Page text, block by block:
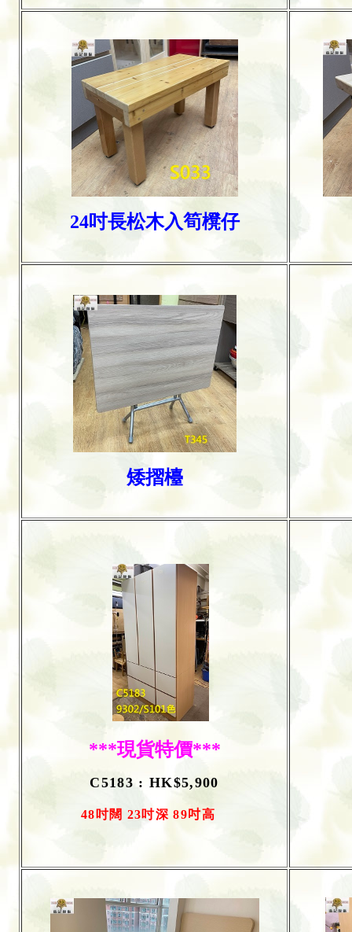
24吋長松木入筍櫈仔
矮摺檯
***現貨特價***
C5183 : HK$5,900
48 吋闊 23吋深 89 吋高